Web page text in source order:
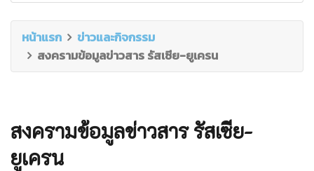
หน้าแรก
ข่าวและกิจกรรม
สงครามข้อมูลข่าวสาร รัสเซีย-ยูเครน
สงครามข้อมูลข่าวสาร รัสเซีย-
ยูเครน